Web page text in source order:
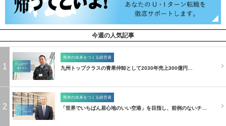
今週の人気記事
1
熊本の未来をつくる経営者
九州トップクラスの青果仲卸として2030年売上300億円…
2
熊本の未来をつくる経営者
「世界でいちばん居心地のいい空港」を目指し、前例のないチ…